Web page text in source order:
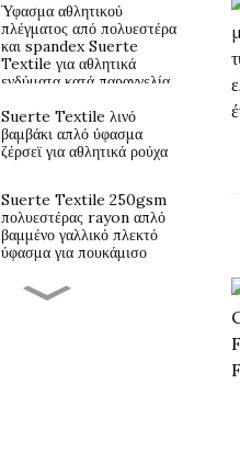
Ύφασμα αθλητικού
πλέγματος από πολυεστέρα
και spandex Suerte
Textile για αθλητικά
ενδύματα κατά παραγγελία
Suerte Textile λινό
βαμβάκι απλό ύφασμα
ζέρσεϊ για αθλητικά ρούχα
Suerte Textile 250gsm
πολυεστέρας rayon απλό
βαμμένο γαλλικό πλεκτό
ύφασμα για πουκάμισο
Suerte Textile 43%